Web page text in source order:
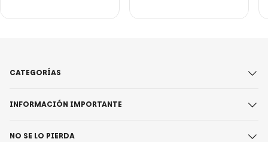
CATEGORÍAS
INFORMACIÓN IMPORTANTE
NO SE LO PIERDA